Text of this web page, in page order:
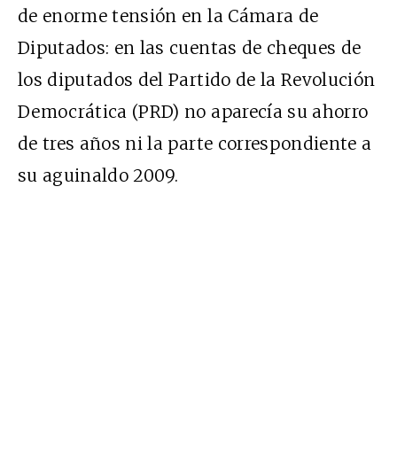
de enorme tensión en la Cámara de
Diputados: en las cuentas de cheques de
los diputados del Partido de la Revolución
Democrática (PRD) no aparecía su ahorro
de tres años ni la parte correspondiente a
su aguinaldo 2009.